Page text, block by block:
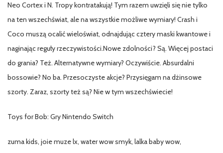
Neo Cortex i N. Tropy kontratakują! Tym razem uwzięli się nie tylko
na ten wszechświat, ale na wszystkie możliwe wymiary! Crash i
Coco muszą ocalić wieloświat, odnajdując cztery maski kwantowe i
naginając reguły rzeczywistości.Nowe zdolności? Są. Więcej postaci
do grania? Też. Alternatywne wymiary? Oczywiście. Absurdalni
bossowie? No ba. Przesoczyste akcje? Przysięgam na dżinsowe
szorty. Zaraz, szorty też są? Nie w tym wszechświecie!
Toys for Bob: Gry Nintendo Switch
zuma kids, joie muze lx, water wow smyk, lalka baby wow,